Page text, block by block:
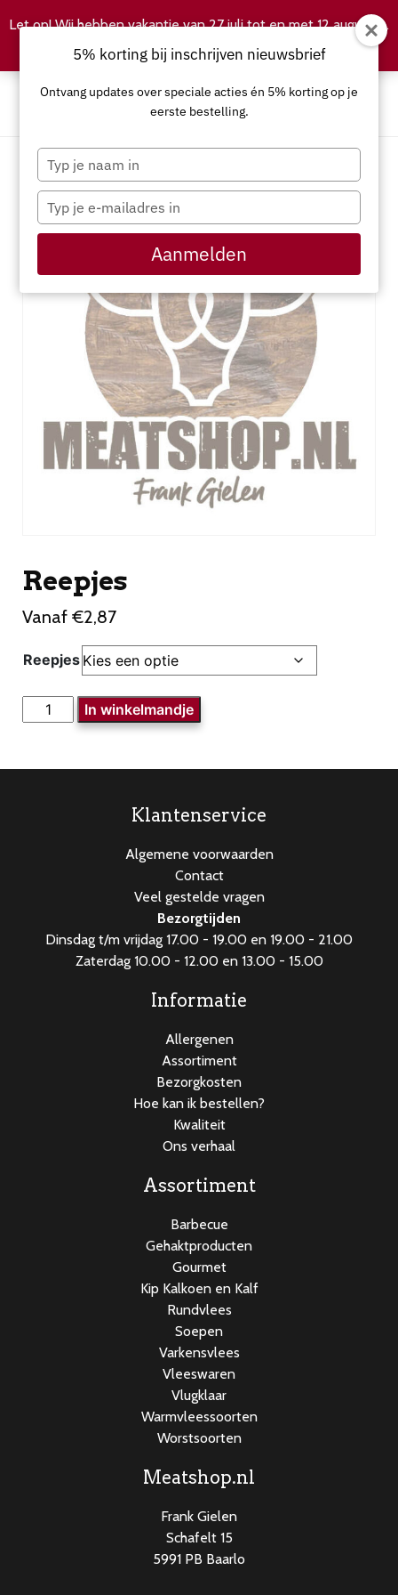
Reepjes
Vanaf €2,87
Reepjes
Reepjes
aantal
In winkelmandje
Klantenservice
Algemene voorwaarden
Contact
Veel gestelde vragen
Bezorgtijden
Dinsdag t/m vrijdag 17.00 - 19.00 en 19.00 - 21.00
Zaterdag 10.00 - 12.00 en 13.00 - 15.00
Informatie
Allergenen
Assortiment
Bezorgkosten
Hoe kan ik bestellen?
Kwaliteit
Ons verhaal
Assortiment
Barbecue
Gehaktproducten
Gourmet
Kip Kalkoen en Kalf
Rundvlees
Soepen
Varkensvlees
Vleeswaren
Vlugklaar
Warmvleessoorten
Worstsoorten
Meatshop.nl
Frank Gielen
Schafelt 15
5991 PB Baarlo
5% korting bij inschrijven nieuwsbrief
Ontvang updates over speciale acties én 5% korting op je
eerste bestelling.
Typ
je
naam
Typ
je
e-
in
Aanmelden
Let op! Wij hebben vakantie van 27 juli tot en met 12 augustus.
Negeren